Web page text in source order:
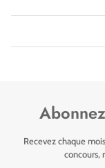
Recevez chaque
concours,